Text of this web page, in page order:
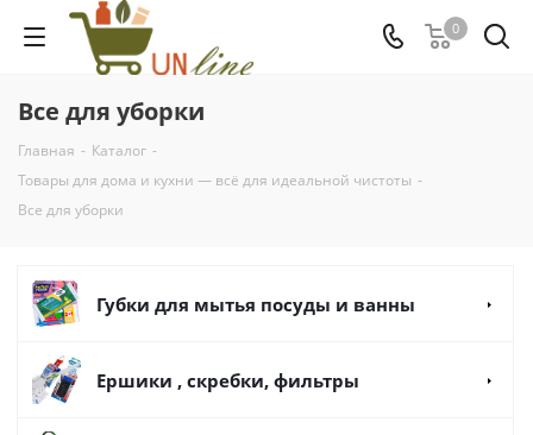
0
Все для уборки
Главная - Каталог -
Товары для дома и кухни — всё для идеальной чистоты -
Все для уборки
Губки для мытья посуды и ванны
Ершики , скребки, фильтры